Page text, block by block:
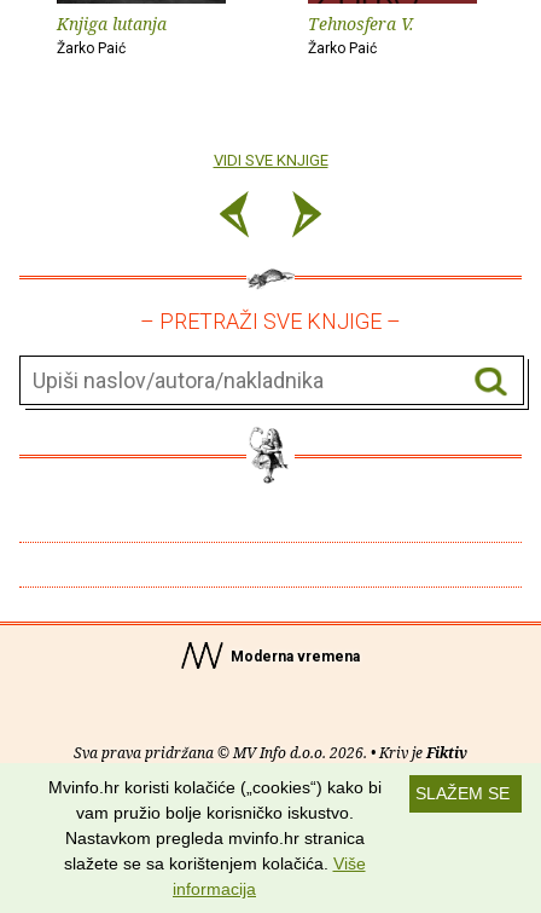
Knjiga lutanja
Žarko Paić
Tehnosfera V.
Žarko Paić
VIDI SVE KNJIGE
– PRETRAŽI SVE KNJIGE –
Moderna vremena
Sva prava pridržana © MV Info d.o.o. 2026. • Kriv jeFiktiv
O nama• Pomoć• Uvjeti korištenja•RSS kanali
Potraži nas na:
SLAŽEM SE
Mvinfo.hr koristi kolačiće („cookies“) kako bi
vam pružio bolje korisničko iskustvo.
Nastavkom pregleda mvinfo.hr stranica
slažete se sa korištenjem kolačića. Više
informacija